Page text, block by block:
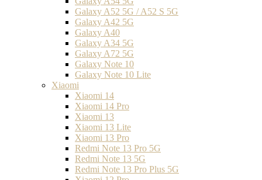
Galaxy A52 5G / A52 S 5G
Galaxy A42 5G
Galaxy A40
Galaxy A34 5G
Galaxy A72 5G
Galaxy Note 10
Galaxy Note 10 Lite
Xiaomi
Xiaomi 14
Xiaomi 14 Pro
Xiaomi 13
Xiaomi 13 Lite
Xiaomi 13 Pro
Redmi Note 13 Pro 5G
Redmi Note 13 5G
Redmi Note 13 Pro Plus 5G